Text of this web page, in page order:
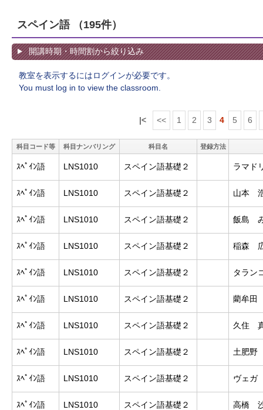
スペイン語 （195件）
開講時期・時間割から絞り込み
教室を表示するにはログインが必要です。
You must log in to view the classroom.
|< << 1 2 3 4 5 6
科目コード等 科目ナンバリング 科目名 登録方法
ｽﾍﾟｲﾝ語 LNS1010 スペイン語基礎２ ラマド
ｽﾍﾟｲﾝ語 LNS1010 スペイン語基礎２ 山本
ｽﾍﾟｲﾝ語 LNS1010 スペイン語基礎２ 飯島
ｽﾍﾟｲﾝ語 LNS1010 スペイン語基礎２ 稲森
ｽﾍﾟｲﾝ語 LNS1010 スペイン語基礎２ タラン
ｽﾍﾟｲﾝ語 LNS1010 スペイン語基礎２ 藺牟田
ｽﾍﾟｲﾝ語 LNS1010 スペイン語基礎２ 久住
ｽﾍﾟｲﾝ語 LNS1010 スペイン語基礎２ 土肥
ｽﾍﾟｲﾝ語 LNS1010 スペイン語基礎２ ヴェ
ｽﾍﾟｲﾝ語 LNS1010 スペイン語基礎２ 高橋